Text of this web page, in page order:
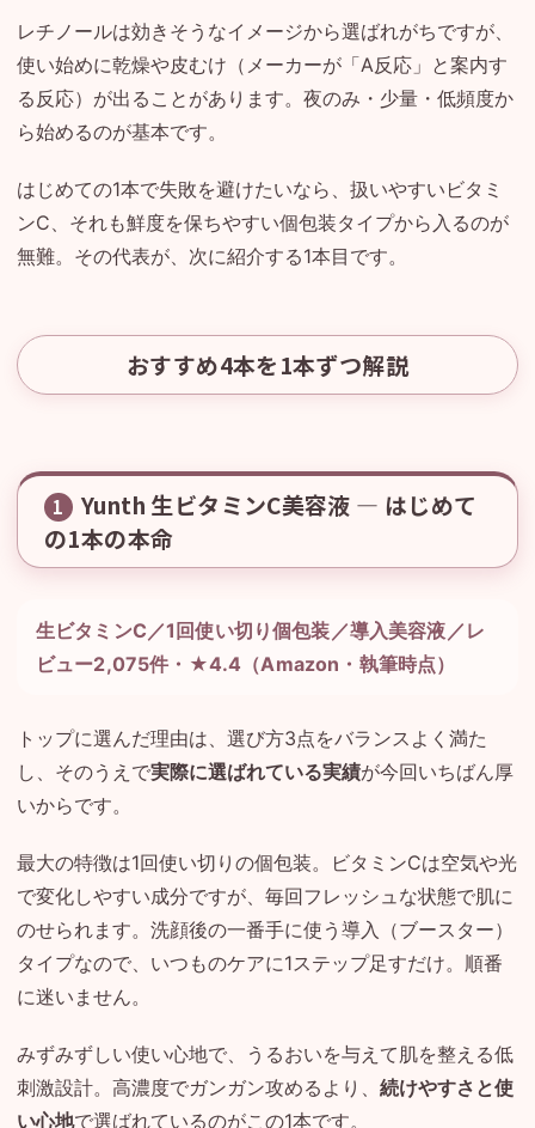
レチノールは効きそうなイメージから選ばれがちですが、
使い始めに乾燥や皮むけ（メーカーが「A反応」と案内す
る反応）が出ることがあります。夜のみ・少量・低頻度か
ら始めるのが基本です。
はじめての1本で失敗を避けたいなら、扱いやすいビタミ
ンC、それも鮮度を保ちやすい個包装タイプから入るのが
無難。その代表が、次に紹介する1本目です。
おすすめ4本を1本ずつ解説
1
Yunth 生ビタミンC美容液 — はじめて
の1本の本命
生ビタミンC／1回使い切り個包装／導入美容液／レ
ビュー2,075件・★4.4（Amazon・執筆時点）
トップに選んだ理由は、選び方3点をバランスよく満た
し、そのうえで実際に選ばれている実績が今回いちばん厚
いからです。
最大の特徴は1回使い切りの個包装。ビタミンCは空気や光
で変化しやすい成分ですが、毎回フレッシュな状態で肌に
のせられます。洗顔後の一番手に使う導入（ブースター）
タイプなので、いつものケアに1ステップ足すだけ。順番
に迷いません。
みずみずしい使い心地で、うるおいを与えて肌を整える低
刺激設計。高濃度でガンガン攻めるより、 続けやすさと使
い心地で選ばれているのがこの1本です。